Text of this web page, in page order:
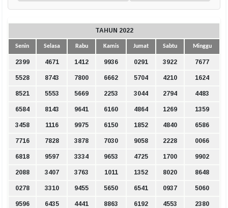
TAHUN 2022
Senin Selasa Rabu Kamis Jumat Sabtu Minggu
2399 4671 1412 9936 0291 3922 7677
5528 8743 7800 6662 5704 4210 1624
8521 5553 5669 2253 3044 2794 4483
6584 8143 9641 6160 4864 1269 1359
3458 1116 9975 6150 1852 4840 6586
7716 7828 3878 7030 9058 2228 0066
6818 9597 3334 9653 4725 1700 9902
2088 3407 3763 1011 1352 8020 8648
0278 3310 9455 5650 6541 0937 5060
9596 6435 4441 8863 6192 4553 2380